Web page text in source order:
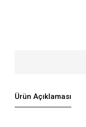
Ürün Açıklaması